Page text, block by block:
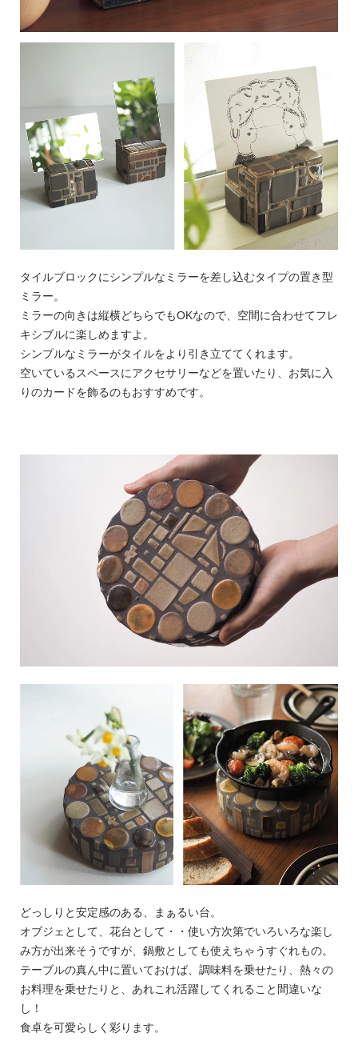
タイルブロックにシンプルなミラーを差し込むタイプの置き型
ミラー。
ミラーの向きは縦横どちらでもOKなので、空間に合わせてフレ
キシブルに楽しめますよ。
シンプルなミラーがタイルをより引き立ててくれます。
空いているスペースにアクセサリーなどを置いたり、お気に入
りのカードを飾るのもおすすめです。
どっしりと安定感のある、まぁるい台。
オブジェとして、花台として・・使い方次第でいろいろな楽し
み方が出来そうですが、鍋敷としても使えちゃうすぐれもの。
テーブルの真ん中に置いておけば、調味料を乗せたり、熱々の
お料理を乗せたりと、あれこれ活躍してくれること間違いな
し！
食卓を可愛らしく彩ります。